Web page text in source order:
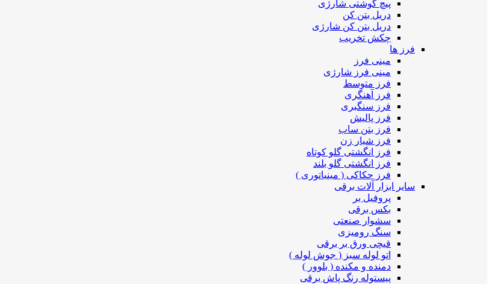
پیچ گوشتی شارژی
دریل بتن کن
دریل بتن کن شارژی
چکش تخریب
فرز ها
مینی فرز
مینی فرز شارژی
فرز متوسط
فرز آهنگری
فرز سنگبری
فرز پالیش
فرز بتن ساب
فرز شیار زن
فرز انگشتی گلو کوتاه
فرز انگشتی گلو بلند
فرز حکاکی ( مینیاتوری )
سایر ابزار آلات برقی
پروفیل بر
بکس برقی
سشوار صنعتی
سنگ رومیزی
قیچی ورق بر برقی
اتو لوله سبز ( جوش لوله )
دمنده و مکنده ( بلوور )
پیستوله رنگ پاش برقی